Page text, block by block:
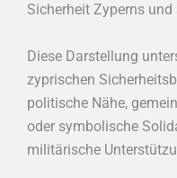
Sicherheit Zyperns
Diese Darstellung
zyprischen
politische Nähe,
oder symbolische
militärische